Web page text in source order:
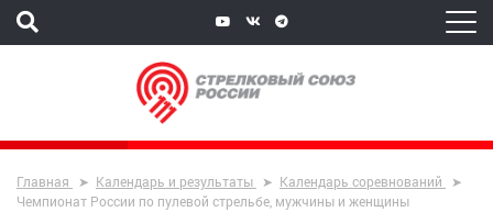
Главная Календарь и результаты
Календарь соревнований
Чемпионат России по пулевой стрельбе, мужчины и женщины